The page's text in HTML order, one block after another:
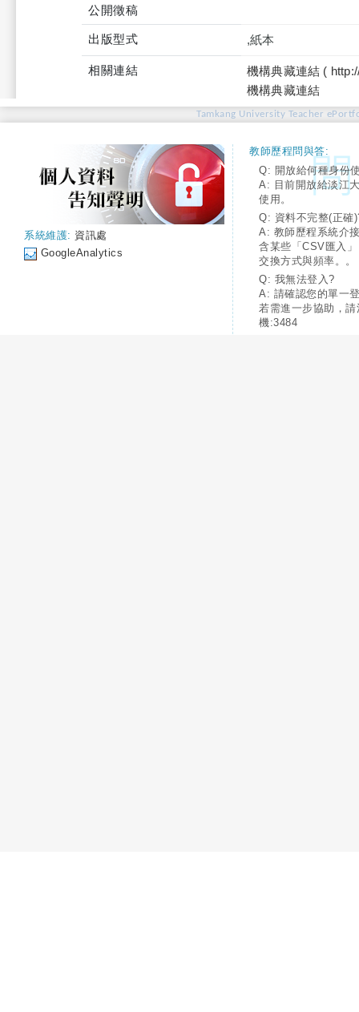
公開徵稿
出版型式 ,紙本
相關連結
機構典藏連結 (
機構典藏連結
Tamkang University Teacher
系統維護: 資訊處
GoogleAnalytics
教師歷程問與答:
Q: 開放給何種身份
A: 目前開放給淡江
使用。
Q: 資料不完整(正確
A: 教師歷程系統介
含某些「CSV匯入
交換方式與頻率。。
Q: 我無法登入?
A: 請確認您的單一
若需進一步協助，
機:3484